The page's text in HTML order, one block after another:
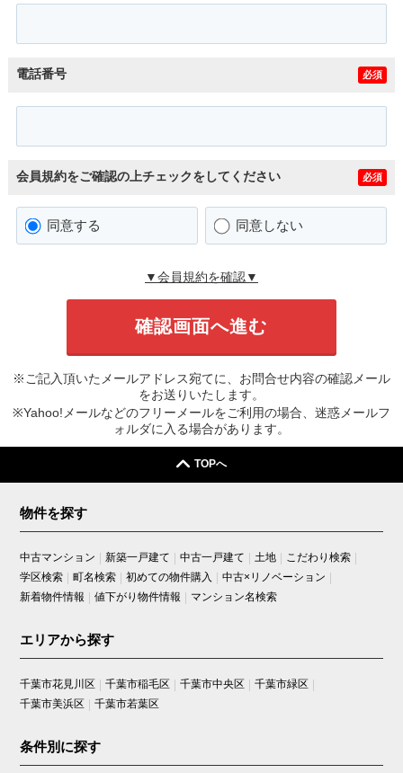
電話番号 必須
会員規約をご確認の上チェックをしてください 必須
同意する 同意しない
▼会員規約を確認▼
※ご記入頂いたメールアドレス宛てに、お問合せ内容の確認メール
をお送りいたします。
※Yahoo!メールなどのフリーメールをご利用の場合、迷惑メールフ
ォルダに入る場合があります。
TOPへ
物件を探す
中古マンション 新築一戸建て 中古一戸建て 土地
こだわり検索
学区検索
町名検索 初めての物件購入
中古×リノベーション
新着物件情報
値下がり物件情報 マンション名検索
エリアから探す
千葉市花見川区 千葉市稲毛区 千葉市中央区
千葉市緑区
千葉市美浜区
千葉市若葉区
条件別に探す